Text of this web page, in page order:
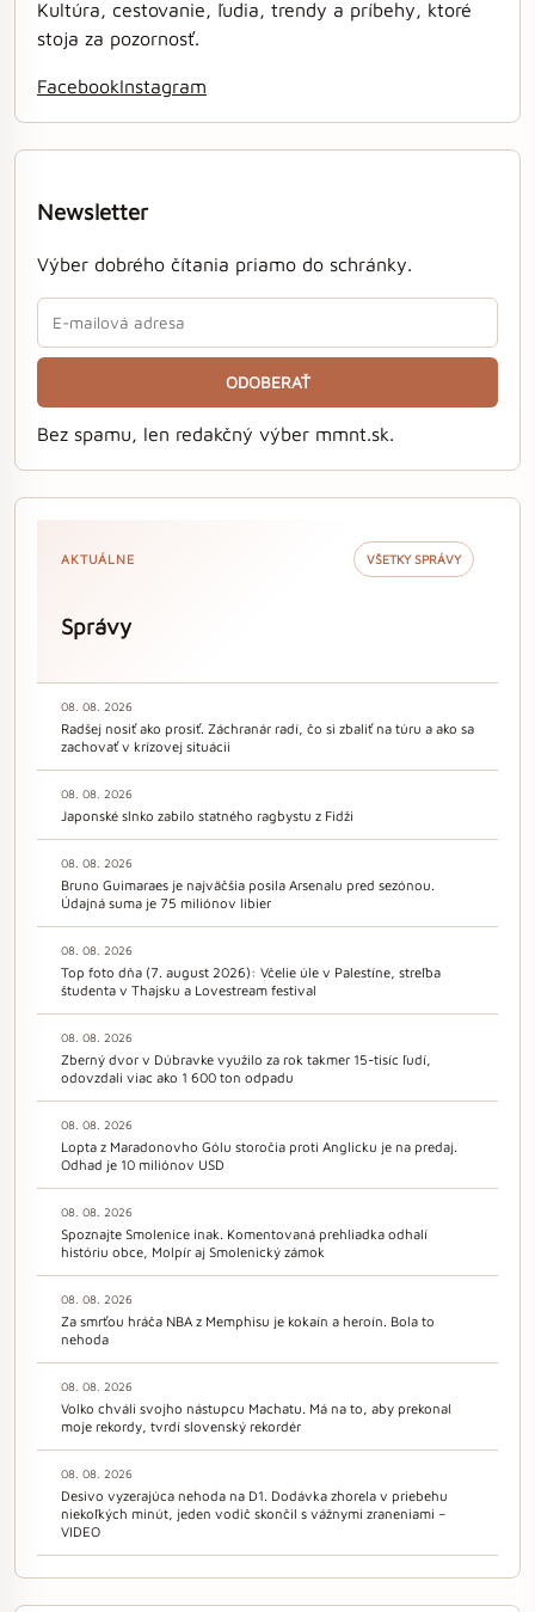
Kultúra, cestovanie, ľudia, trendy a príbehy, ktoré
stoja za pozornosť.
FacebookInstagram
Newsletter
Výber dobrého čítania priamo do schránky.
ODOBERAŤ
Bez spamu, len redakčný výber mmnt.sk.
AKTUÁLNE VŠETKY SPRÁVY
Správy
08. 08. 2026
Radšej nosiť ako prosiť. Záchranár radí, čo si zbaliť na túru a ako sa
zachovať v krízovej situácii
08. 08. 2026
Japonské slnko zabilo statného ragbystu z Fidži
08. 08. 2026
Bruno Guimaraes je najväčšia posila Arsenalu pred sezónou.
Údajná suma je 75 miliónov libier
08. 08. 2026
Top foto dňa (7. august 2026): Včelie úle v Palestíne, streľba
študenta v Thajsku a Lovestream festival
08. 08. 2026
Zberný dvor v Dúbravke využilo za rok takmer 15-tisíc ľudí,
odovzdali viac ako 1 600 ton odpadu
08. 08. 2026
Lopta z Maradonovho Gólu storočia proti Anglicku je na predaj.
Odhad je 10 miliónov USD
08. 08. 2026
Spoznajte Smolenice inak. Komentovaná prehliadka odhalí
históriu obce, Molpír aj Smolenický zámok
08. 08. 2026
Za smrťou hráča NBA z Memphisu je kokaín a heroín. Bola to
nehoda
08. 08. 2026
Volko chváli svojho nástupcu Machatu. Má na to, aby prekonal
moje rekordy, tvrdí slovenský rekordér
08. 08. 2026
Desivo vyzerajúca nehoda na D1. Dodávka zhorela v priebehu
niekoľkých minút, jeden vodič skončil s vážnymi zraneniami –
VIDEO